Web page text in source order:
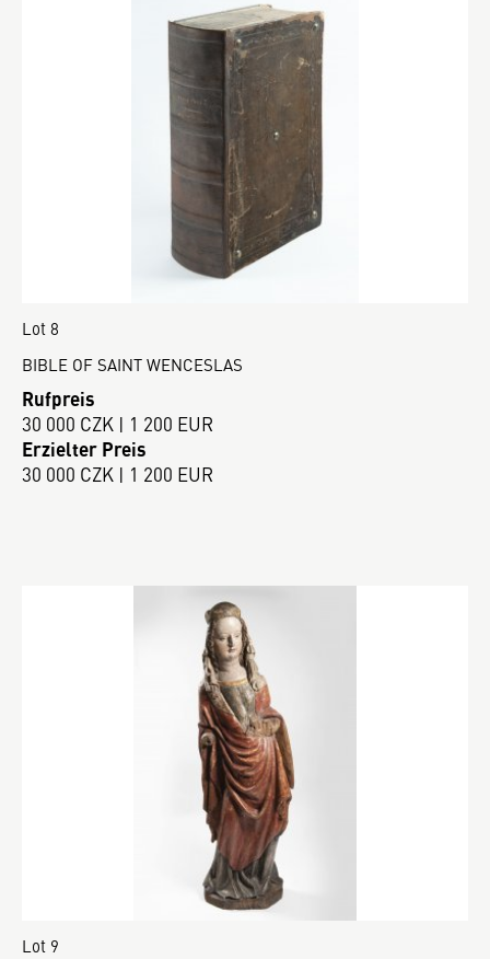
Lot 8
BIBLE OF SAINT WENCESLAS
Rufpreis
30 000 CZK | 1 200 EUR
Erzielter Preis
30 000 CZK | 1 200 EUR
Lot 9